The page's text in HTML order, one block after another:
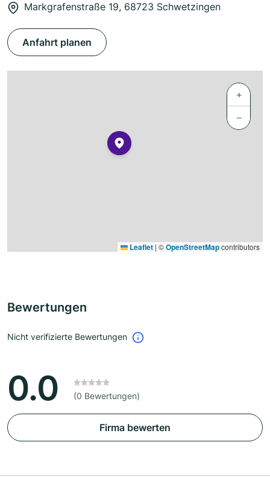
Markgrafenstraße 19, 68723 Schwetzingen
Anfahrt planen
+
−
Leaflet | ©OpenStreetMapcontributors
Bewertungen
Nicht verifizierte Bewertungen
0.0 (0 Bewertungen)
Firma bewerten